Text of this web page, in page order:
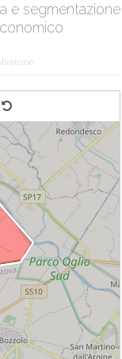
e segmentazione